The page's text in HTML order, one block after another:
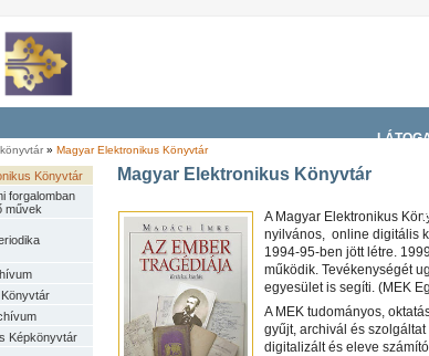
» Magyar Elektronikus Könyvtár
Könyvtár
forgalomban
művek
Képkönyvtár
Magyar Elektronikus Könyvtár
A Magyar Elektronikus
nyilvános, online digitális
1994-95-ben jött létre.
működik. Tevékenységét
egyesület is segíti. (MEK
A MEK tudományos,
gyűjt, archivál és
digitalizált és eleve